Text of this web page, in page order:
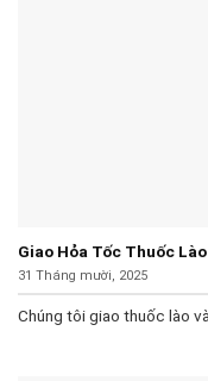
Giao Hỏa Tốc Thuốc
31 Tháng mười, 2025
Chúng tôi giao thuốc lào